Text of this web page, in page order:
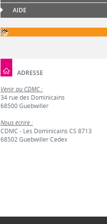
AIDE
ADRESSE
Venir au CDMC :
34 rue des Dominicains
68500 Guebwiller
Nous écrire :
CDMC - Les Dominicains CS 8713
68502 Guebwiller Cedex